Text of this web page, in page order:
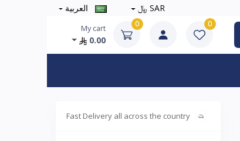
SAR ﷼ العربية
0
0
My cart
0.00
Fast Delivery all across the country